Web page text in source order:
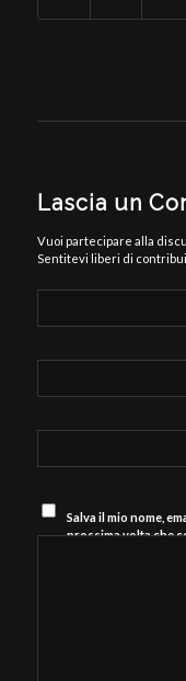
Lascia un
Vuoi partecipare alla
Sentitevi liberi di
Salva il mio nome,
prossima volta che